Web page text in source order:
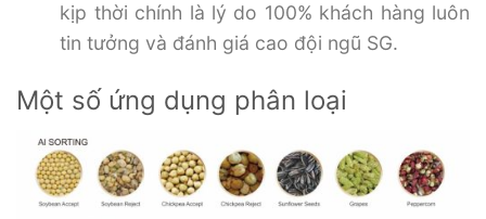
kịp thời chính là lý do 100% khách hàng luôn
tin tưởng và đánh giá cao đội ngũ SG.
Một số ứng dụng phân loại